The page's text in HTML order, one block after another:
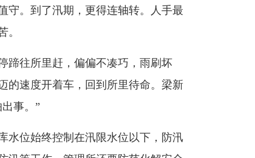
。到了汛期，更得连轴转。人手最
。
往所里赶，偏偏不凑巧，雨刷坏
的速度开着车，回到所里待命。梁新
事。”
位始终控制在汛限水位以下，防汛